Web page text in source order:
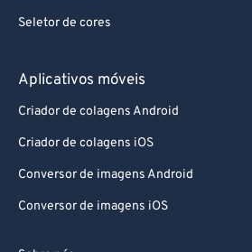
Seletor de cores
Aplicativos móveis
Criador de colagens Android
Criador de colagens iOS
Conversor de imagens Android
Conversor de imagens iOS